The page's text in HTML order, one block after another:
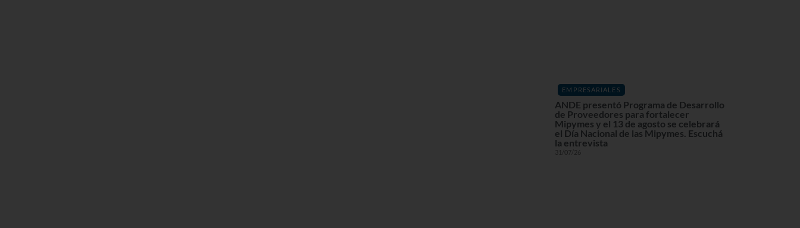
EMPRESARIALES
ANDE presentó Programa de Desarrollo
de Proveedores para fortalecer
Mipymes y el 13 de agosto se celebrará
el Día Nacional de las Mipymes. Escuchá
la entrevista
31/07/26